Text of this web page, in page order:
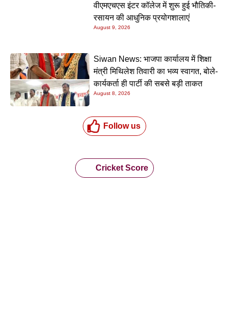
वीएमएचएस इंटर कॉलेज में शुरू हुई भौतिकी-
रसायन की आधुनिक प्रयोगशालाएं
August 9, 2026
Siwan News: भाजपा कार्यालय में शिक्षा
मंत्री मिथिलेश तिवारी का भव्य स्वागत, बोले-
कार्यकर्ता ही पार्टी की सबसे बड़ी ताकत
August 8, 2026
Follow us
Cricket Score